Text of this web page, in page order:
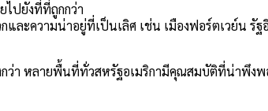
ไปยังที่ที่ถูกกว่า
ะความน่าอยู่ที่เป็นเลิศ เช่น เมืองฟอร์ตเวย์น รัฐ
ว่า หลายพื้นที่ทั่วสหรัฐอเมริกามีคุณสมบัติที่น่าพึง